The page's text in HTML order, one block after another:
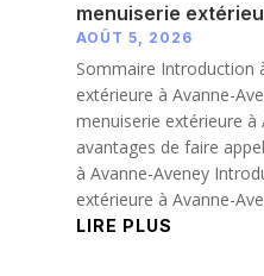
menuiserie
AOÛT 5, 2026
Sommaire Introduction
extérieure à Avanne-
menuiserie extérieure à
avantages de faire
à Avanne-Aveney
extérieure à Avanne-
LIRE PLUS